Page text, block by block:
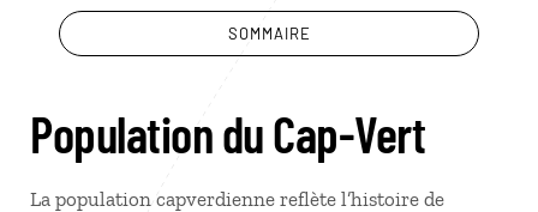
SOMMAIRE
Population du Cap-Vert
La population capverdienne reflète l’histoire de